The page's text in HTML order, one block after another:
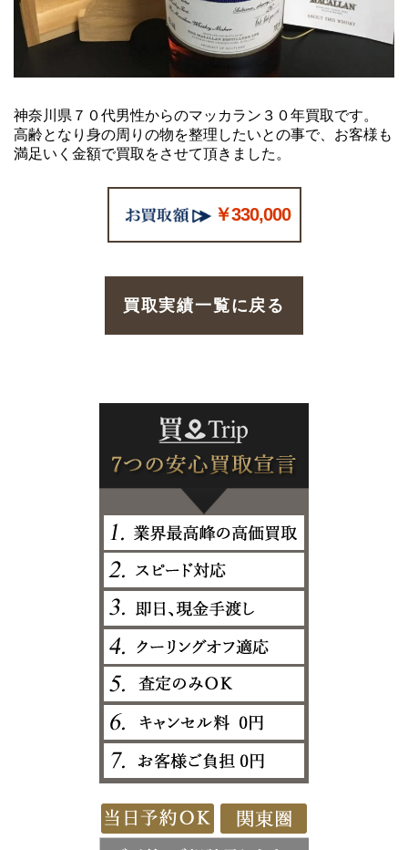
神奈川県７０代男性からのマッカラン３０年買取です。
高齢となり身の周りの物を整理したいとの事で、お客様も
満足いく金額で買取をさせて頂きました。
￥330,000
買取実績一覧に戻る